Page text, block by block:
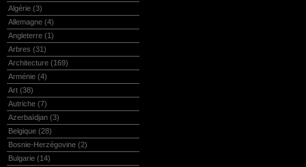
Algérie (3)
Allemagne (4)
Angleterre (1)
Arbres (31)
Architecture (169)
Arménie (4)
Art (38)
Autriche (7)
Azerbaïdjan (3)
Belgique (28)
Bosnie-Herzégovine (2)
Bulgarie (14)